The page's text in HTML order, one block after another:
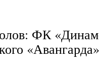
ФК
«Авангарда»